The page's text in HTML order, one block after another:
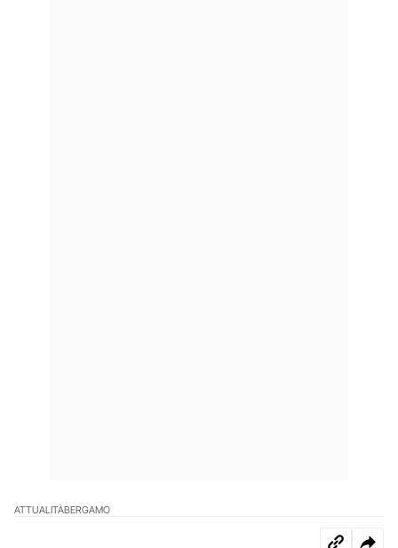
ATTUALITÀBERGAMO